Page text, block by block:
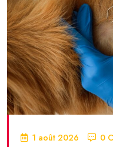
1 août 2026 0